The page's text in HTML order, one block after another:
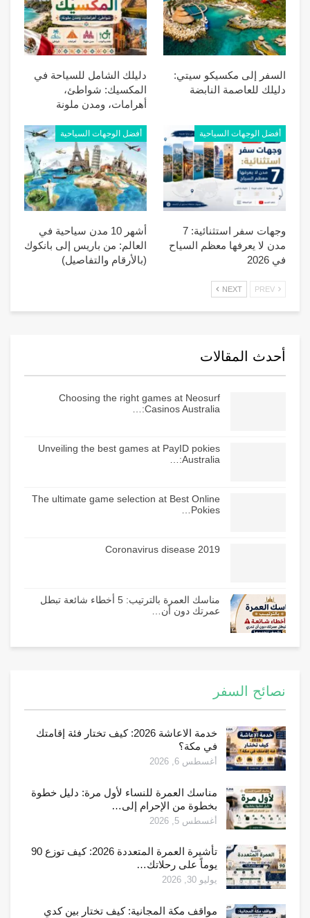
السفر إلى مكسيكو سيتي:
دليلك للعاصمة النابضة
دليلك الشامل للسياحة في
المكسيك: شواطئ،
أهرامات، ومدن ملونة
أفضل الوجهات السياحية
وجهات سفر استثنائية: 7
مدن لا يعرفها معظم السياح
في 2026
أفضل الوجهات السياحية
أشهر 10 مدن سياحية في
العالم: من باريس إلى بانكوك
(بالأرقام والتفاصيل)
NEXT
أحدث المقالات
Choosing the right games at Neosurf
Casinos Australia:…
Unveiling the best games at PayID pokies
Australia:…
The ultimate game selection at Best Online
Pokies…
Coronavirus disease 2019
مناسك العمرة بالترتيب: 5 أخطاء شائعة تبطل
عمرتك دون أن…
نصائح السفر
خدمة الاعاشة 2026: كيف تختار فئة إقامتك
في مكة؟
أغسطس 6, 2026
مناسك العمرة للنساء لأول مرة: دليل خطوة
بخطوة من الإحرام إلى…
أغسطس 5, 2026
تأشيرة العمرة المتعددة 2026: كيف توزع 90
يوماً على رحلاتك…
يوليو 30, 2026
مواقف مكة المجانية: كيف تختار بين كدي